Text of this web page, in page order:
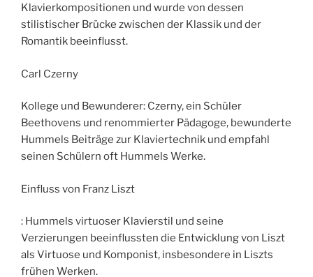
Klavierkompositionen und wurde von dessen
stilistischer Brücke zwischen der Klassik und der
Romantik beeinflusst.
Carl Czerny
Kollege und Bewunderer: Czerny, ein Schüler
Beethovens und renommierter Pädagoge, bewunderte
Hummels Beiträge zur Klaviertechnik und empfahl
seinen Schülern oft Hummels Werke.
Einfluss von Franz Liszt
: Hummels virtuoser Klavierstil und seine
Verzierungen beeinflussten die Entwicklung von Liszt
als Virtuose und Komponist, insbesondere in Liszts
frühen Werken.